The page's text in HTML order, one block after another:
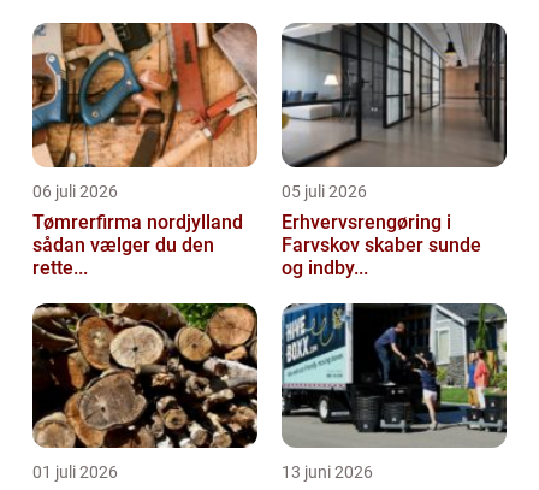
06 juli 2026
Tømrerfirma nordjylland
sådan vælger du den
rette...
05 juli 2026
Erhvervsrengøring i
Farvskov skaber sunde
og indby...
01 juli 2026 13 juni 2026